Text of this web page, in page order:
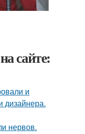
сайте:
и
дизайнера.
нервов.